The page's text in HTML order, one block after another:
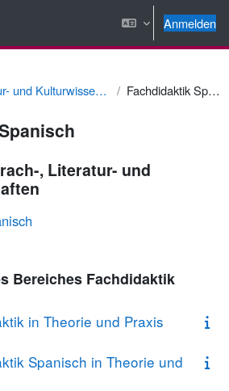
Anmelden
Sprach-, Literatur- und Kulturwissenschaften Fachdidaktik Spanisch
, Literatur- und
Bereiches Fachdidaktik
in Theorie und Praxis
Spanisch in Theorie und